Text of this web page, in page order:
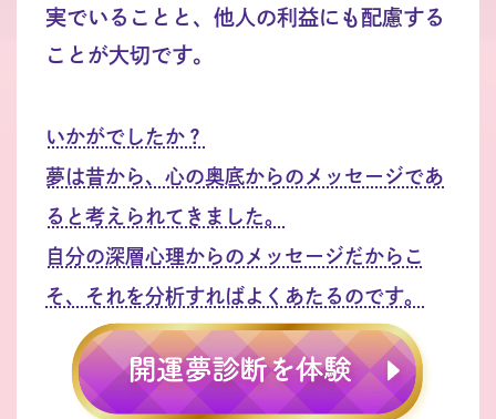
実でいることと、他人の利益にも配慮する
ことが大切です。
いかがでしたか？
夢は昔から、心の奥底からのメッセージであ
ると考えられてきました。
自分の深層心理からのメッセージだからこ
そ、それを分析すればよくあたるのです。